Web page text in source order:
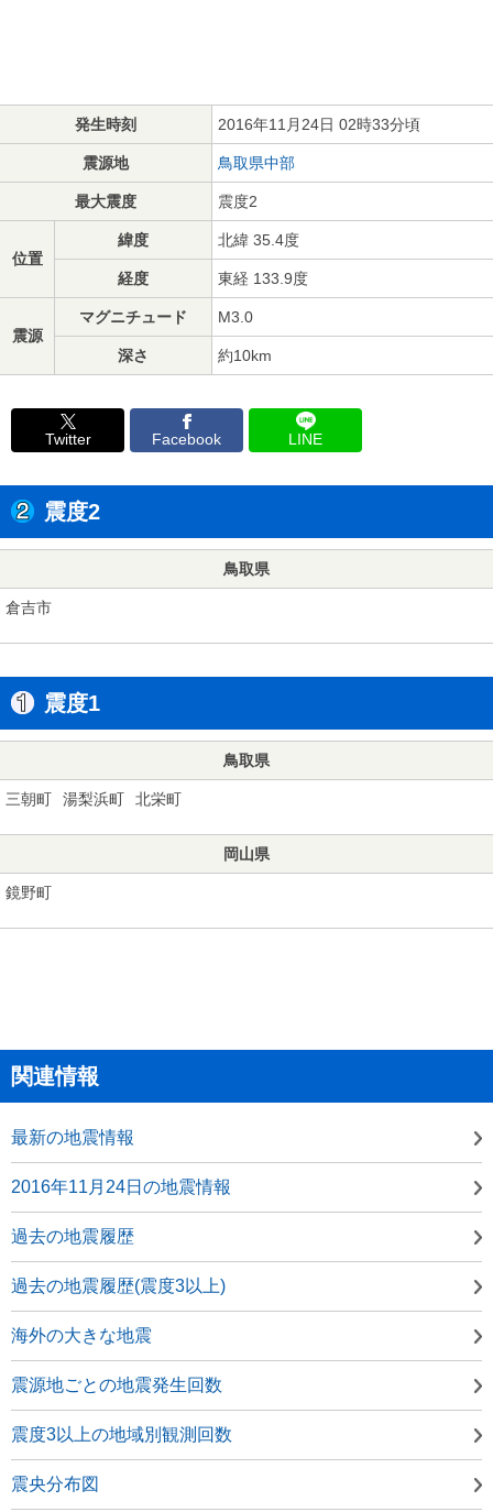
発生時刻 2016年11月24日 02時33分頃
震源地 鳥取県中部
最大震度 震度2
位置
緯度 北緯 35.4度
経度 東経 133.9度
震源
マグニチュード M3.0
深さ 約10km
Twitter Facebook LINE
震度2
鳥取県
倉吉市
震度1
鳥取県
三朝町 湯梨浜町 北栄町
岡山県
鏡野町
関連情報
最新の地震情報
2016年11月24日の地震情報
過去の地震履歴
過去の地震履歴(震度3以上)
海外の大きな地震
震源地ごとの地震発生回数
震度3以上の地域別観測回数
震央分布図